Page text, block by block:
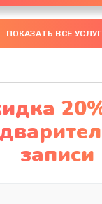
ПОКАЗАТЬ ВСЕ
записи